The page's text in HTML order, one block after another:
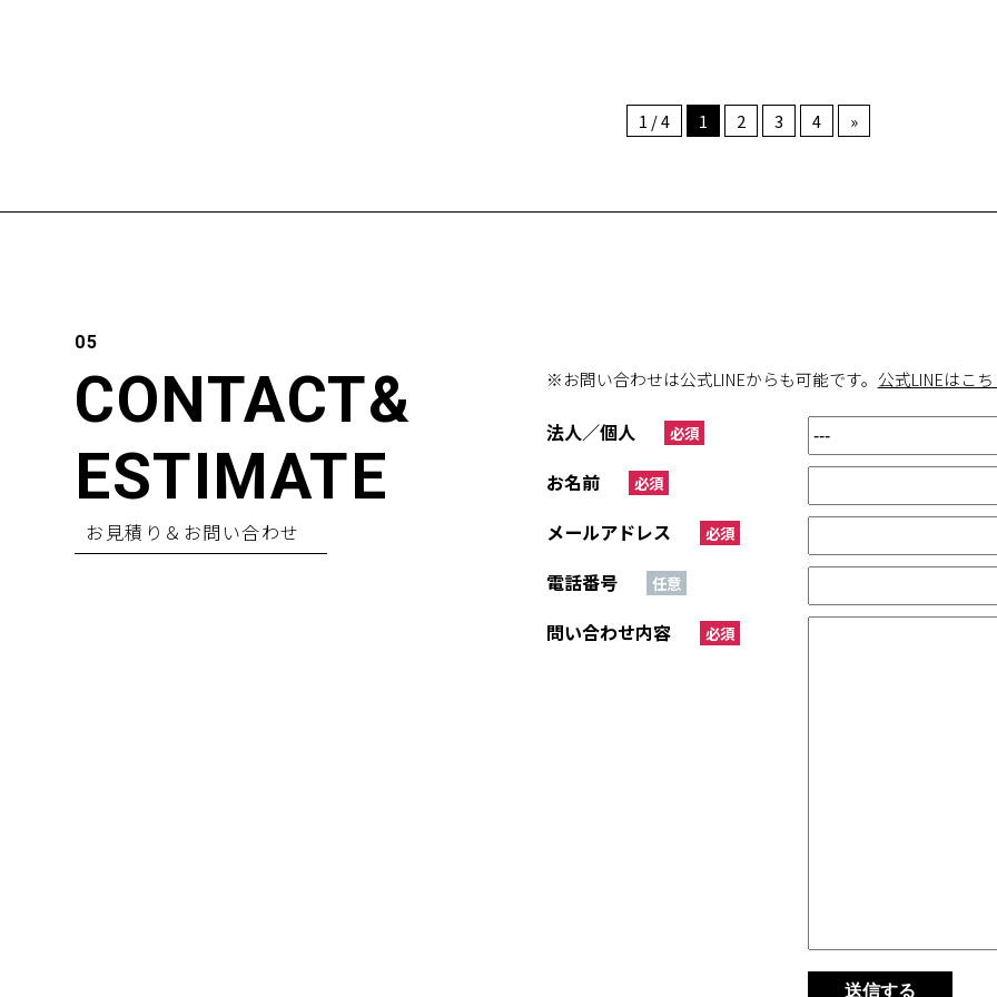
1 / 4 1 2 3 4 »
CONTACT&
ESTIMATE
お見積り＆お問い合わせ
※お問い合わせは公式LINEからも可能です。 公式LINEはこ
法人／個人 必須
お名前 必須
メールアドレス 必須
電話番号 任意
問い合わせ内容 必須